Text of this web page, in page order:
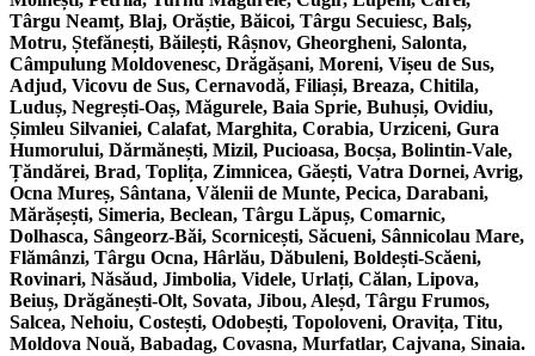
Târgu Neamț, Blaj, Orăștie, Băicoi, Târgu Secuiesc, Balș,
Motru, Ștefănești, Băilești, Râșnov, Gheorgheni, Salonta,
Câmpulung Moldovenesc, Drăgășani, Moreni, Vișeu de Sus,
Adjud, Vicovu de Sus, Cernavodă, Filiași, Breaza, Chitila,
Luduș, Negrești-Oaș, Măgurele, Baia Sprie, Buhuși, Ovidiu,
Șimleu Silvaniei, Calafat, Marghita, Corabia, Urziceni, Gura
Humorului, Dărmănești, Mizil, Pucioasa, Bocșa, Bolintin-Vale,
Țăndărei, Brad, Toplița, Zimnicea, Găești, Vatra Dornei, Avrig,
Ocna Mureș, Sântana, Vălenii de Munte, Pecica, Darabani,
Mărășești, Simeria, Beclean, Târgu Lăpuș, Comarnic,
Dolhasca, Sângeorz-Băi, Scornicești, Săcueni, Sânnicolau Mare,
Flămânzi, Târgu Ocna, Hârlău, Dăbuleni, Boldești-Scăeni,
Rovinari, Năsăud, Jimbolia, Videle, Urlați, Călan, Lipova,
Beiuș, Drăgănești-Olt, Sovata, Jibou, Aleșd, Târgu Frumos,
Salcea, Nehoiu, Costești, Odobești, Topoloveni, Oravița, Titu,
Moldova Nouă, Babadag, Covasna, Murfatlar, Cajvana, Sinaia.